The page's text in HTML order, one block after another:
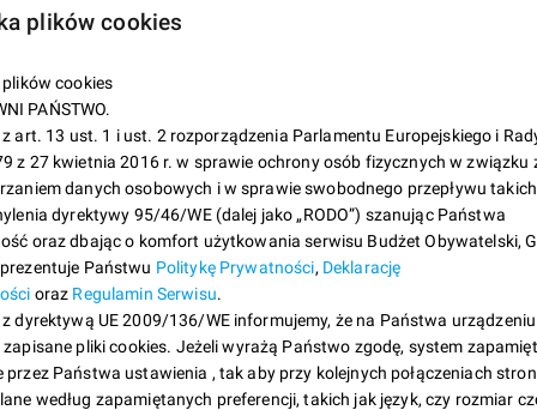
przeznaczono 14,7 mln zł.
są w dwóch kategoriach: dzielnicowe i
w sposób szczególny służą mieszkankom i mieszkańcom danej dzielnicy. Ich
w każdej dzielnicy, o ile projekty we wszystkich dzielnicach będą
do puli ogólnomiejskiej. Projekty dzielnicowe mogą mieć charakter przede
czy remontu;
mieszkanek i mieszkańców więcej niż jednej dzielnicy lub miejsce ich
„miękkie”, które nie przewidują realizacji inwestycji,
sportowych czy animacji społecznej. Ich
czyli projekty o zasięgu oddziaływania
wartość projektu ogólnomiejskiego nie może
plików cookies
cookies
PAŃSTWO.
art. 13 ust. 1 i ust. 2 rozporządzenia Parlamentu Europejskiego i
z 27 kwietnia 2016 r. w sprawie ochrony osób fizycznych w związku
danych osobowych i w sprawie swobodnego przepływu
dyrektywy 95/46/WE (dalej jako „RODO”) szanując Państwa
oraz dbając o komfort użytkowania serwisu Budżet Obywatelski,
Państwu Politykę Prywatności, Deklarację
oraz Regulamin Serwisu.
dyrektywą UE 2009/136/WE informujemy, że na Państwa urządzeniu
pliki cookies. Jeżeli wyrażą Państwo zgodę, system
przez Państwa ustawienia , tak aby przy kolejnych połączeniach
według zapamiętanych preferencji, takich jak język, czy rozmiar